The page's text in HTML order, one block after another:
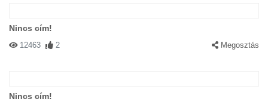
Nincs cím!
12463 2 Megosztás
Nincs cím!